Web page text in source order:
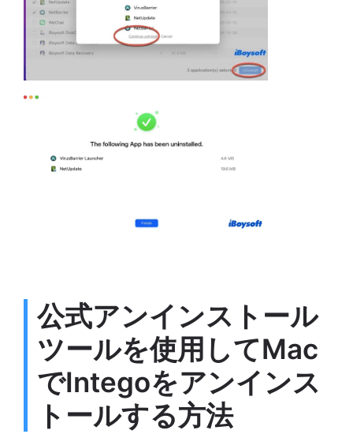
公式アンインストール
ツールを使用してMac
でIntegoをアンインス
トールする方法